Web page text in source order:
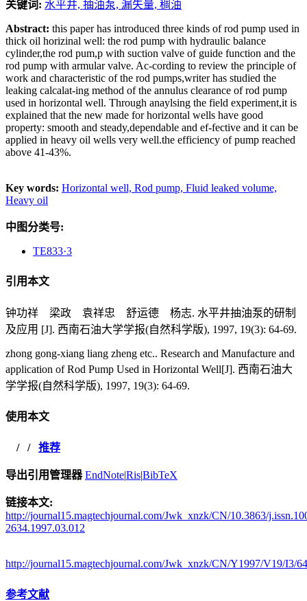
关键词: 水平井, 抽油泵, 漏失量, 稠油
Abstract: this paper has introduced three kinds of rod pump used in
thick oil horizinal well: the rod pump with hydraulic balance
cylinder,the rod pum,p with suction valve of guide function and the
rod pump with armular valve. Ac-cording to review the principle of
work and characteristic of the rod pumps,writer has studied the
leaking calcalat-ing method of the annulus clearance of rod pump
used in horizontal well. Through anaylsing the field experiment,it is
explained that the new made for horizontal wells have good
property: smooth and steady,dependable and ef-fective and it can be
applied in heavy oil wells very well.the efficiency of pump reached
above 41-43%.
Key words: Horizontal well, Rod pump, Fluid leaked volume,
Heavy oil
中图分类号:
TE833·3
引用本文
钟功祥 梁政 袁祥忠 舒运德 杨志. 水平井抽油泵的研制
及应用 [J]. 西南石油大学学报(自然科学版), 1997, 19(3): 64-69.
zhong gong-xiang liang zheng etc.. Research and Manufacture and
application of Rod Pump Used in Horizontal Well[J]. 西南石油大
学学报(自然科学版), 1997, 19(3): 64-69.
使用本文
/ / 推荐
导出引用管理器 EndNote|Ris|BibTeX
链接本文:
http://journal15.magtechjournal.com/Jwk_xnzk/CN/10.3863/
2634.1997.03.012
http://journal15.magtechjournal.com/Jwk_xnzk/CN/Y1997/V19/I3/64
参考文献